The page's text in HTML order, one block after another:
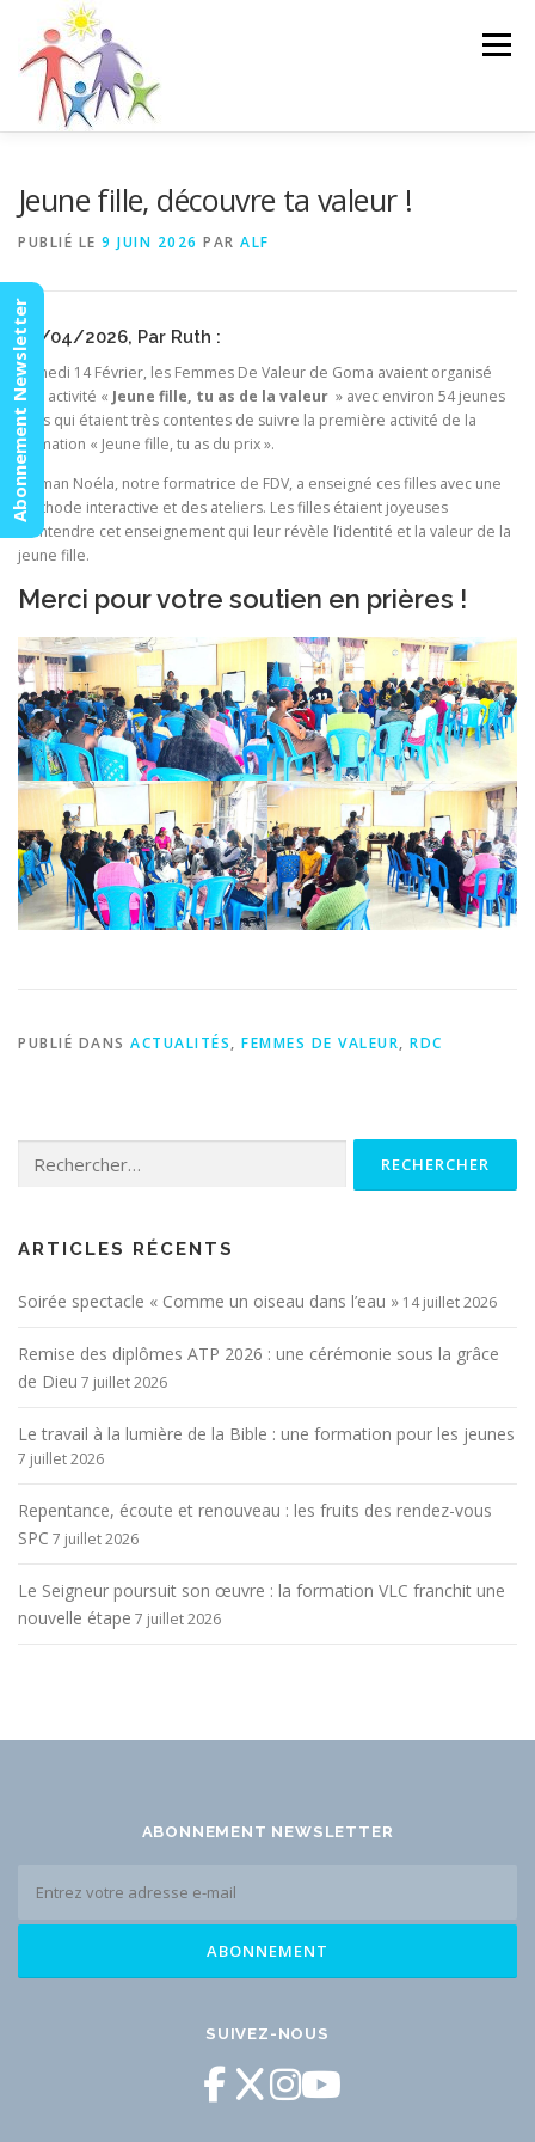
contenu
Menu
Jeune fille, découvre ta valeur !
PUBLIÉ LE 9 JUIN 2026 PAR ALF
22/04/2026, Par Ruth :
Samedi 14 Février, les Femmes De Valeur de Goma avaient organisé
une activité « Jeune fille, tu as de la valeur » avec environ 54 jeunes
filles qui étaient très contentes de suivre la première activité de la
formation « Jeune fille, tu as du prix ».
Maman Noéla, notre formatrice de FDV, a enseigné ces filles avec une
méthode interactive et des ateliers. Les filles étaient joyeuses
d’entendre cet enseignement qui leur révèle l’identité et la valeur de la
jeune fille.
Merci pour votre soutien en prières !
PUBLIÉ DANS ACTUALITÉS, FEMMES DE VALEUR, RDC
ARTICLES RÉCENTS
Soirée spectacle « Comme un oiseau dans l’eau » 14 juillet 2026
Remise des diplômes ATP 2026 : une cérémonie sous la grâce
de Dieu 7 juillet 2026
Le travail à la lumière de la Bible : une formation pour les jeunes
7 juillet 2026
Repentance, écoute et renouveau : les fruits des rendez-vous
SPC 7 juillet 2026
Le Seigneur poursuit son œuvre : la formation VLC franchit une
nouvelle étape 7 juillet 2026
ABONNEMENT NEWSLETTER
SUIVEZ-NOUS
Abonnement Newsletter